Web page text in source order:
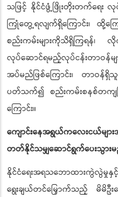
သဖြင့် နိုင်ငံဖွံ့ဖြိုးတိုးတက်ရေး လု
ကြုံတွေ့ရလျက်ရှိကြောင်း၊ ထို့ကြ
စည်းကမ်းများကိုသိရှိကြရန်
လုပ်ဆောင်ရမည့်လုပ်ငန်းတာဝန်မ
အပ်မည်ဖြစ်ကြောင်း၊ တာဝန်ရှိသူ
ပတ်သက်၍ စည်းကမ်းစနစ်တကျဖ
ကြောင်း။
ကျောင်းနေအရွယ်ကလေးငယ်မျာ
တတ်နိုင်သမျှဆောင်ရွက်ပေးသွား
နိုင်ငံရေးအရသဘောထားကွဲလွဲ
ရွေးချယ်တင်မြှောက်သည့် မိမိ